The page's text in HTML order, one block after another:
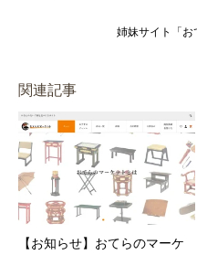
姉妹サイト「お
関連記事
【お知らせ】おてらのマーケ